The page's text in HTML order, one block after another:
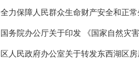
全力保障人民群众生命财产安全和正
国务院办公厅关于印发 《国家自然灾
区人民政府办公室关于转发东西湖区